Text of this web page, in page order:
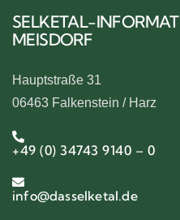
SELKETAL-
MEISDORF
Hauptstraße 31
06463 Falkenstein / Harz
+49 (0) 34743 9140 – 0
info@dasselketal.de